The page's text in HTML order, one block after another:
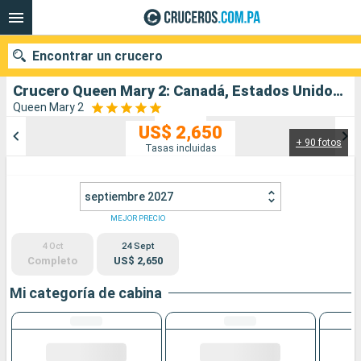
Crucero Queen Mary 2: Canadá, Estados Unidos, Reino Unido salida desde Quebec
Queen Mary 2
+ 90 fotos
US$ 2,650
Tasas incluidas
septiembre 2027
4 Oct
Completo
MEJOR PRECIO
24 Sept
US$ 2,650
Mi categoría de cabina
Encontrar un crucero
Fecha de salida